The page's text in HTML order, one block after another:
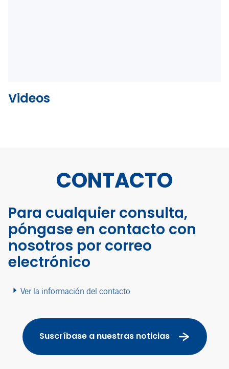
Videos
CONTACTO
Para cualquier consulta,
póngase en contacto con
nosotros por correo
electrónico
Ver la información del contacto
Suscríbase a nuestras noticias